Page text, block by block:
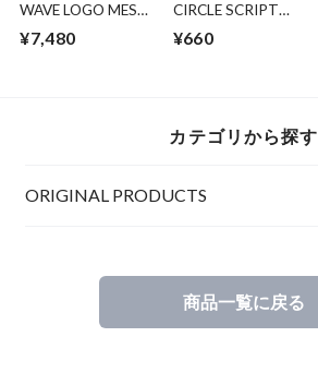
WAVE LOGO MESH
CAP
¥7,480
CIRCLE SCRIPT
STICKER
¥660
カテゴリから探す
ORIGINAL PRODUCTS
商品一覧に戻る